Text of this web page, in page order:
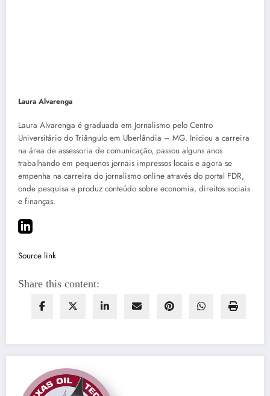
Laura Alvarenga
Laura Alvarenga é graduada em Jornalismo pelo Centro
Universitário do Triângulo em Uberlândia – MG. Iniciou a carreira
na área de assessoria de comunicação, passou alguns anos
trabalhando em pequenos jornais impressos locais e agora se
empenha na carreira do jornalismo online através do portal FDR,
onde pesquisa e produz conteúdo sobre economia, direitos sociais
e finanças.
Source link
Share this content: